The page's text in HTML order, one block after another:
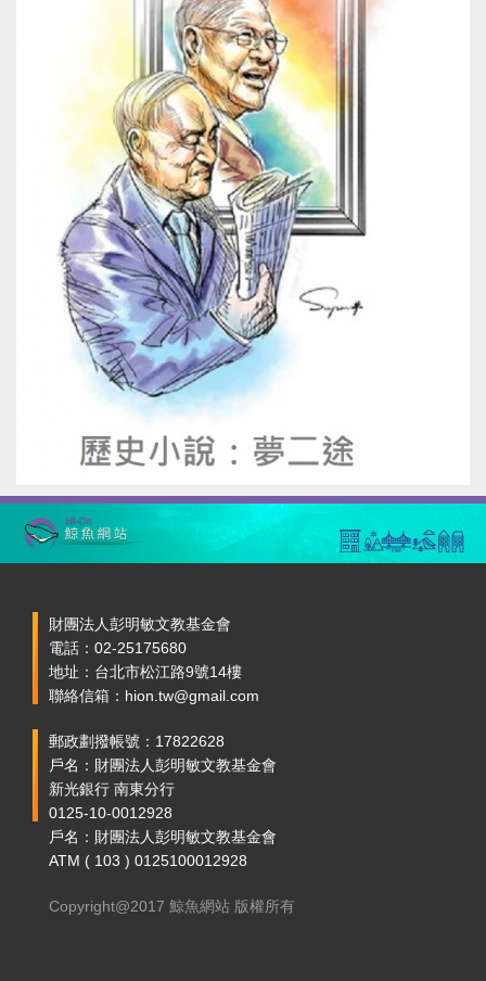
財團法人彭明敏文教基金會
電話：02-25175680
地址：台北市松江路9號14樓
聯絡信箱：hion.tw@gmail.com
郵政劃撥帳號：17822628
戶名：財團法人彭明敏文教基金會
新光銀行 南東分行
0125-10-0012928
戶名：財團法人彭明敏文教基金會
ATM ( 103 ) 0125100012928
Copyright@2017 鯨魚網站 版權所有